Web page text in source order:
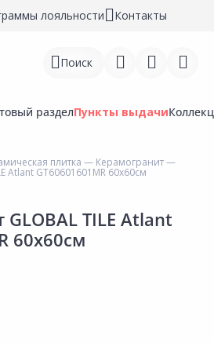
лояльности Контакты
Поиск
к сравнению
разделПункты выдачи
плитка — Керамогранит—
Atlant GT60601601MR 60х60см
TILE Atlant
60х60см